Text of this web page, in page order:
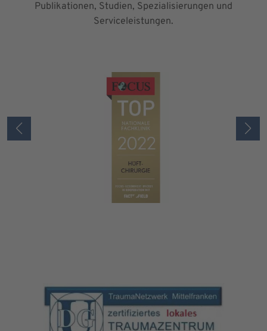
Publikationen, Studien, Spezialisierungen und
Serviceleistungen.